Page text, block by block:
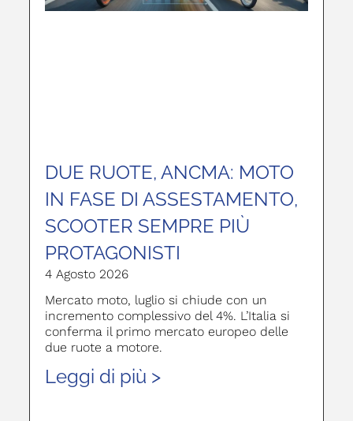
DUE RUOTE, ANCMA: MOTO
IN FASE DI ASSESTAMENTO,
SCOOTER SEMPRE PIÙ
PROTAGONISTI
4 Agosto 2026
Mercato moto, luglio si chiude con un
incremento complessivo del 4%. L’Italia si
conferma il primo mercato europeo delle
due ruote a motore.
Leggi di più >